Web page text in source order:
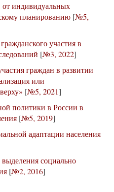
от индивидуальных
планированию [№5,
участия в
[№3, 2022]
граждан в развитии
или
[№5, 2021]
политики в России в
[№5, 2019]
адаптации населения
социально
[№2, 2016]